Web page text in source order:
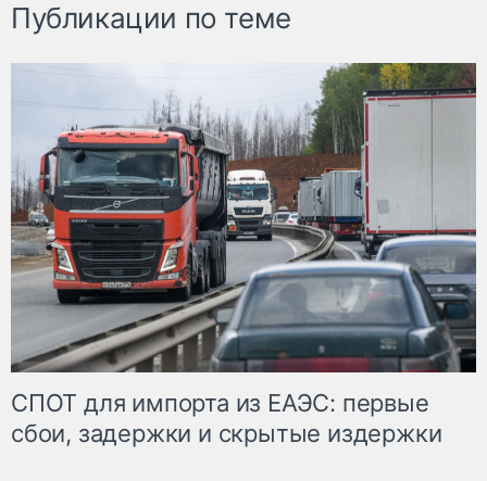
Публикации по теме
СПОТ для импорта из ЕАЭС: первые
сбои, задержки и скрытые издержки